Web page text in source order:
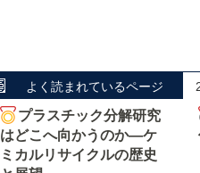
よく読まれているページ
プラスチック分解研究
はどこへ向かうのか―ケ
ミカルリサイクルの歴史